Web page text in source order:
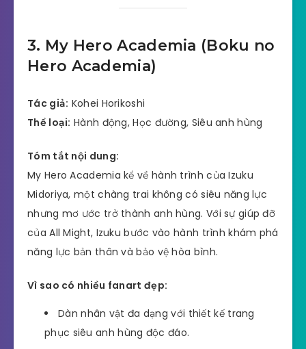
3. My Hero Academia (Boku no
Hero Academia)
Tác giả: Kohei Horikoshi
Thể loại: Hành động, Học đường, Siêu anh hùng
Tóm tắt nội dung:
My Hero Academia kể về hành trình của Izuku
Midoriya, một chàng trai không có siêu năng lực
nhưng mơ ước trở thành anh hùng. Với sự giúp đỡ
của All Might, Izuku bước vào hành trình khám phá
năng lực bản thân và bảo vệ hòa bình.
Vì sao có nhiều fanart đẹp:
Dàn nhân vật đa dạng với thiết kế trang
phục siêu anh hùng độc đáo.